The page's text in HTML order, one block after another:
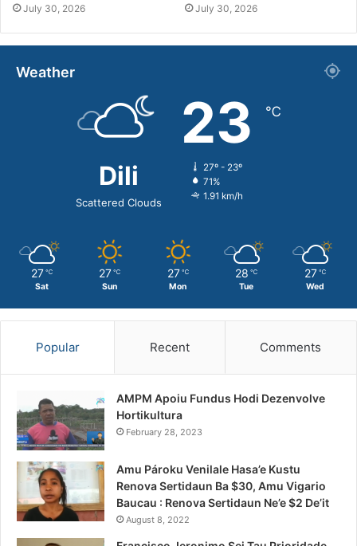
July 30, 2026 July 30, 2026
Weather
Dili
Scattered Clouds
23 ℃
27º - 23º
71%
1.91 km/h
27 ℃
Sat
27 ℃
Sun
27 ℃
Mon
28 ℃
Tue
27 ℃
Wed
Popular Recent Comments
AMPM Apoiu Fundus Hodi Dezenvolve
Hortikultura
February 28, 2023
Amu Pároku Venilale Hasa’e Kustu
Renova Sertidaun Ba $30, Amu Vigario
Baucau : Renova Sertidaun Ne’e $2 De’it
August 8, 2022